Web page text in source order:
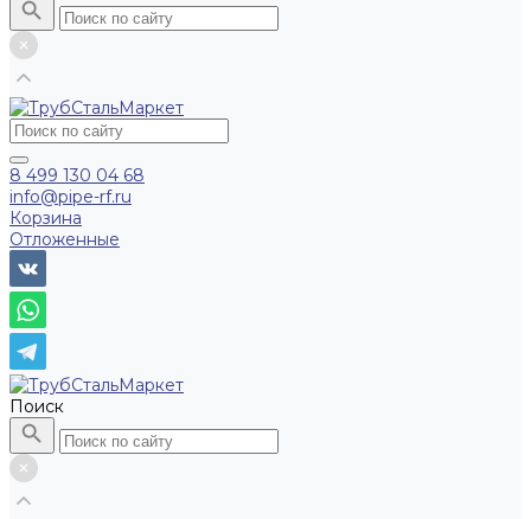
8 499 130 04 68
info@pipe-rf.ru
Корзина
Отложенные
Поиск